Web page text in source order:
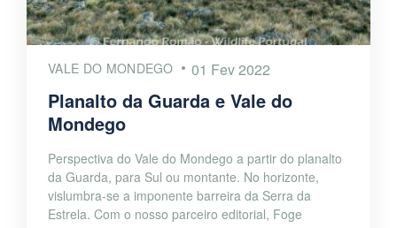
VALE DO MONDEGO 01 Fev 2022
Planalto da Guarda e Vale do
Mondego
Perspectiva do Vale do Mondego a partir do planalto
da Guarda, para Sul ou montante. No horizonte,
vislumbra-se a imponente barreira da Serra da
Estrela. Com o nosso parceiro editorial, Foge